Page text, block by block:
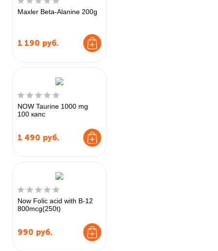
Maxler Beta-Alanine 200g
1 190 руб.
NOW Taurine 1000 mg
100 капс
1 490 руб.
Now Folic acid with B-12
800mcg(250t)
990 руб.